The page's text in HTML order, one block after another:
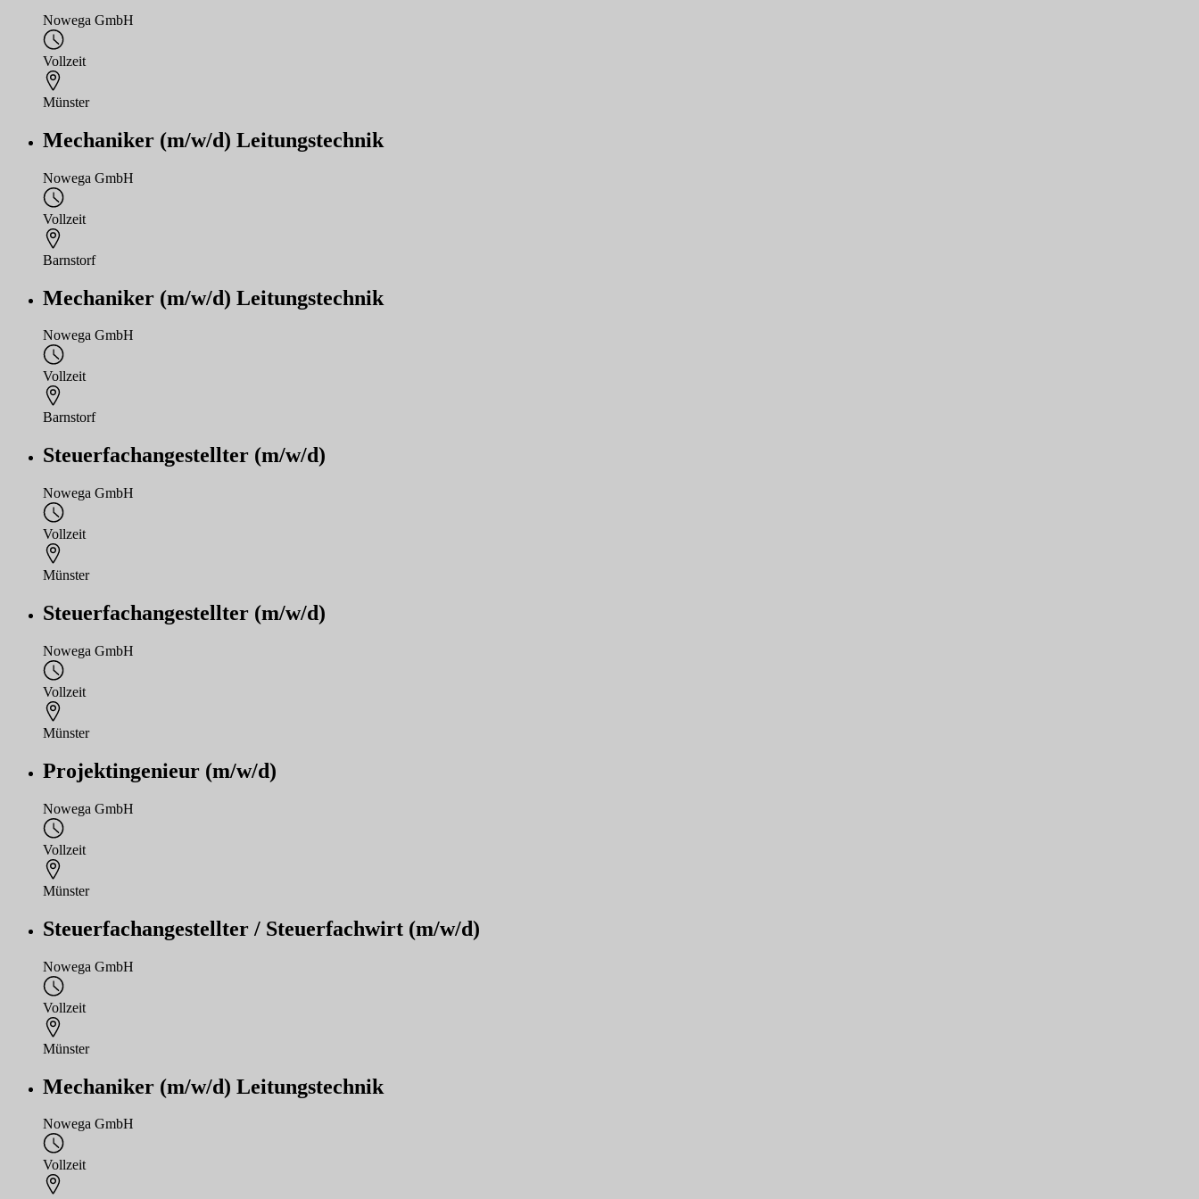
Nowega GmbH
Vollzeit
Münster
Mechaniker (m/w/d) Leitungstechnik
Nowega GmbH
Vollzeit
Barnstorf
Mechaniker (m/w/d) Leitungstechnik
Nowega GmbH
Vollzeit
Barnstorf
Steuerfachangestellter (m/w/d)
Nowega GmbH
Vollzeit
Münster
Steuerfachangestellter (m/w/d)
Nowega GmbH
Vollzeit
Münster
Projektingenieur (m/w/d)
Nowega GmbH
Vollzeit
Münster
Steuerfachangestellter / Steuerfachwirt (m/w/d)
Nowega GmbH
Vollzeit
Münster
Mechaniker (m/w/d) Leitungstechnik
Nowega GmbH
Vollzeit